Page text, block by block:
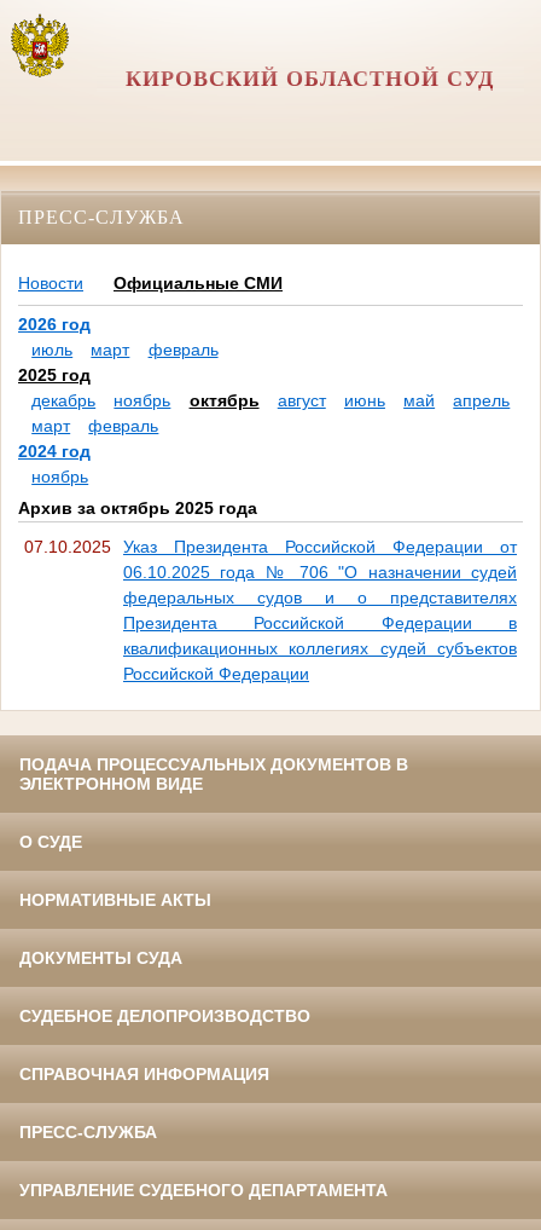
КИРОВСКИЙ ОБЛАСТНОЙ СУД
ПРЕСС-СЛУЖБА
Новости Официальные СМИ
2026 год
июль
март
февраль
2025 год
декабрь
ноябрь октябрь август июнь май
апрель
март
февраль
2024 год
ноябрь
Архив за октябрь 2025 года
07.10.2025
Указ Президента Российской Федерации от
06.10.2025 года № 706 "О назначении судей
федеральных судов и о представителях
Президента Российской Федерации в
квалификационных коллегиях судей субъектов
Российской Федерации
ПОДАЧА ПРОЦЕССУАЛЬНЫХ ДОКУМЕНТОВ В
ЭЛЕКТРОННОМ ВИДЕ
О СУДЕ
НОРМАТИВНЫЕ АКТЫ
ДОКУМЕНТЫ СУДА
СУДЕБНОЕ ДЕЛОПРОИЗВОДСТВО
СПРАВОЧНАЯ ИНФОРМАЦИЯ
ПРЕСС-СЛУЖБА
УПРАВЛЕНИЕ СУДЕБНОГО ДЕПАРТАМЕНТА